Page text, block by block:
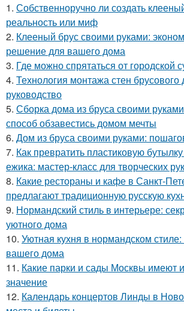
1. Собственноручно ли создать
реальность или миф
2. Клееный брус своими руками:
решение для вашего дома
3. Где можно спрятаться от городской
4. Технология монтажа стен
руководство
5. Сборка дома из бруса своими
способ обзавестись домом мечты
6. Дом из бруса своими руками:
7. Как превратить пластиковую
ежика: мастер-класс для творческих рук
8. Какие рестораны и кафе в Санкт-
предлагают традиционную русскую
9. Нормандский стиль в интерьере:
уютного дома
10. Уютная кухня в нормандском
вашего дома
11. Какие парки и сады Москвы имеют
значение
12. Календарь концертов Линды в